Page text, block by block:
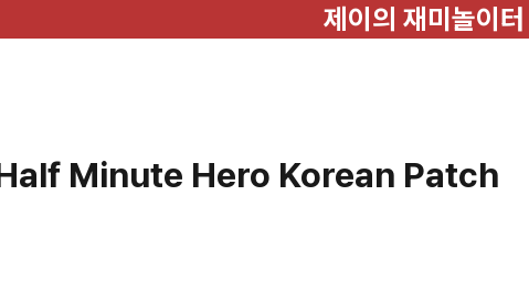
제이의 재미놀이터
Half Minute Hero Korean Patch